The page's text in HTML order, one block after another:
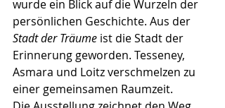
wurde ein Blick auf die Wurzeln der
persönlichen Geschichte. Aus der
Stadt der Träume ist die Stadt der
Erinnerung geworden. Tesseney,
Asmara und Loitz verschmelzen zu
einer gemeinsamen Raumzeit.